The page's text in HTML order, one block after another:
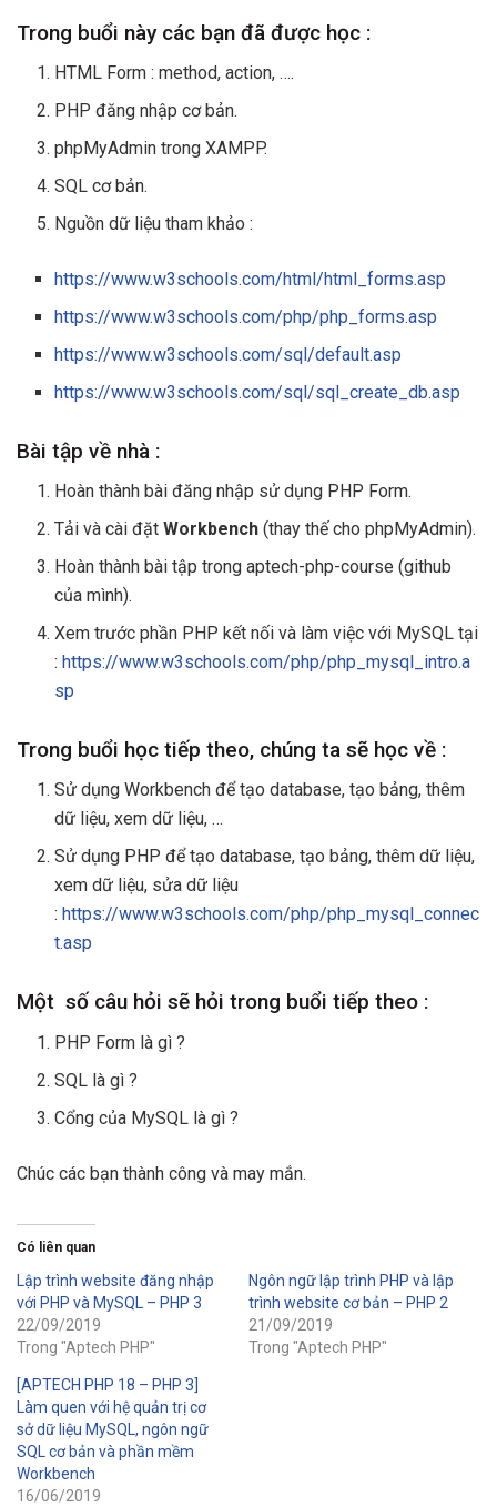
Trong buổi này các bạn đã được học :
HTML Form : method, action, ….
PHP đăng nhập cơ bản.
phpMyAdmin trong XAMPP.
SQL cơ bản.
Nguồn dữ liệu tham khảo :
https://www.w3schools.com/html/html_forms.asp
https://www.w3schools.com/php/php_forms.asp
https://www.w3schools.com/sql/default.asp
https://www.w3schools.com/sql/sql_create_db.asp
Bài tập về nhà :
Hoàn thành bài đăng nhập sử dụng PHP Form.
Tải và cài đặtWorkbench (thay thế cho phpMyAdmin).
Hoàn thành bài tập trong aptech-php-course (github
của mình).
Xem trước phần PHP kết nối và làm việc với MySQL tại
: https://www.w3schools.com/php/php_mysql_intro.a
sp
Trong buổi học tiếp theo, chúng ta sẽ học về :
Sử dụng Workbench để tạo database, tạo bảng, thêm
dữ liệu, xem dữ liệu, …
Sử dụng PHP để tạo database, tạo bảng, thêm dữ liệu,
xem dữ liệu, sửa dữ liệu
: https://www.w3schools.com/php/php_mysql_connec
t.asp
Một số câu hỏi sẽ hỏi trong buổi tiếp theo :
PHP Form là gì ?
SQL là gì ?
Cổng của MySQL là gì ?
Chúc các bạn thành công và may mắn.
Có liên quan
Lập trình website đăng nhập
với PHP và MySQL – PHP 3
22/09/2019
Trong "Aptech PHP"
Ngôn ngữ lập trình PHP và lập
trình website cơ bản – PHP 2
21/09/2019
Trong "Aptech PHP"
[APTECH PHP 18 – PHP 3]
Làm quen với hệ quản trị cơ
sở dữ liệu MySQL, ngôn ngữ
SQL cơ bản và phần mềm
Workbench
16/06/2019